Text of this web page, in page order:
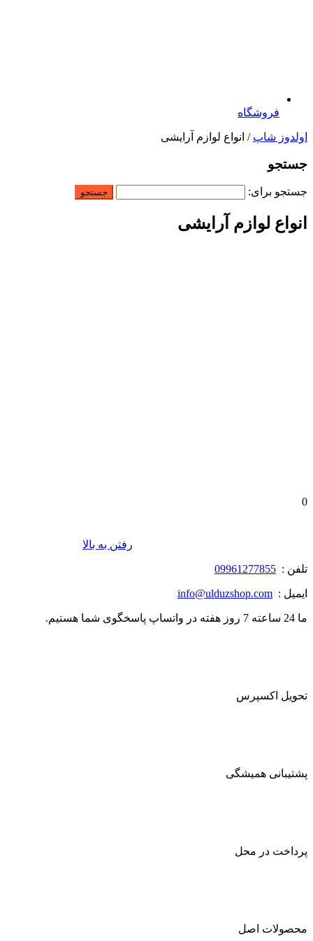
فروشگاه
اولدوز شاپ / انواع لوازم آرایشی
جستجو
جستجو برای:
انواع لوازم آرایشی
0
رفتن به بالا
تلفن : 09961277855
ایمیل : info@ulduzshop.com
ما 24 ساعته 7 روز هفته در واتساپ پاسخگوی شما هستیم.
تحویل اکسپرس
پشتیبانی همیشگی
پرداخت در محل
محصولات اصل